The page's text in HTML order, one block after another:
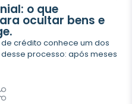
o que
ocultar bens e
crédito conhece um dos
processo: após meses